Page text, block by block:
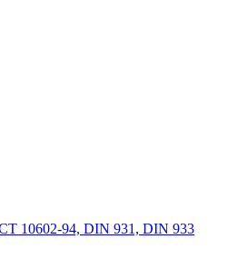
10602-94, DIN 931, DIN 933